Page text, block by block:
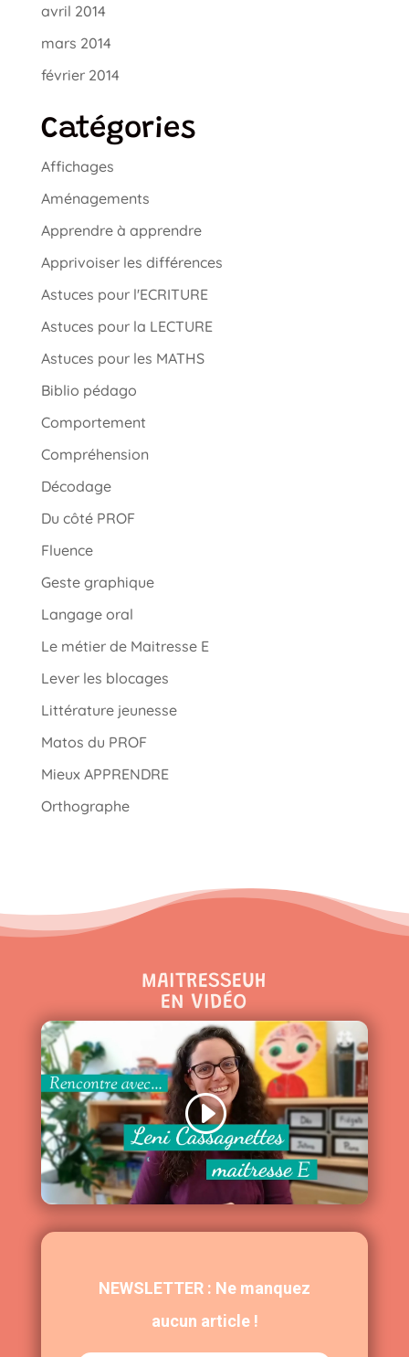
avril 2014
mars 2014
février 2014
Catégories
Affichages
Aménagements
Apprendre à apprendre
Apprivoiser les différences
Astuces pour l'ECRITURE
Astuces pour la LECTURE
Astuces pour les MATHS
Biblio pédago
Comportement
Compréhension
Décodage
Du côté PROF
Fluence
Geste graphique
Langage oral
Le métier de Maitresse E
Lever les blocages
Littérature jeunesse
Matos du PROF
Mieux APPRENDRE
Orthographe
MAITRESSEUH
EN VIDÉO